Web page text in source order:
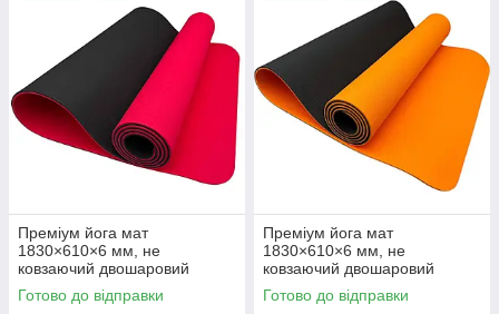
Преміум йога мат
1830×610×6 мм, не
ковзаючий двошаровий
килимок для фітнесу, TPE-
ТС, червоний верх/чорний
Готово до відправки
Преміум йога мат
1830×610×6 мм, не
ковзаючий двошаровий
килимок для фітнесу, TPE-
ТС, жовтогарячий верх/
Готово до відправки